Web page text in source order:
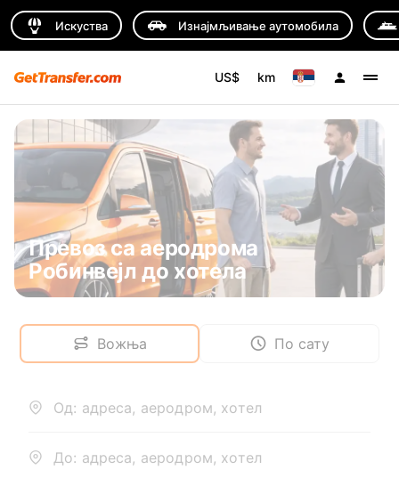
Искуства Изнајмљивање аутомобила
US$ km
Превоз са аеродрома
Робинвејл до хотела
Вожња По сату
Од: адреса, аеродром, хотел
До: адреса, аеродром, хотел